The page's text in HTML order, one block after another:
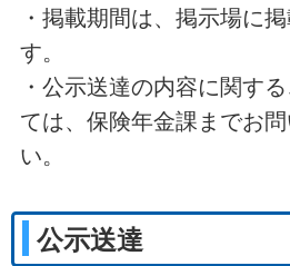
・掲載期間は、掲示場に
す。
・公示送達の内容に関す
ては、保険年金課までお
い。
公示送達